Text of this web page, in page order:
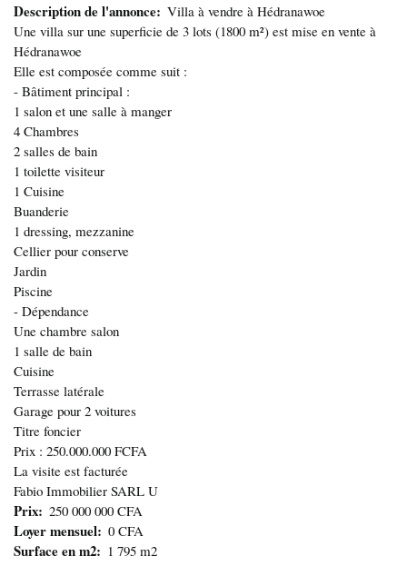
Description de l'annonce
Villa à vendre à Hédranawoe
Une villa sur une superficie de 3 lots (1800 m²) est mise en vente à
Hédranawoe
Elle est composée comme suit :
- Bâtiment principal :
1 salon et une salle à manger
4 Chambres
2 salles de bain
1 toilette visiteur
1 Cuisine
Buanderie
1 dressing, mezzanine
Cellier pour conserve
Jardin
Piscine
- Dépendance
Une chambre salon
1 salle de bain
Cuisine
Terrasse latérale
Garage pour 2 voitures
Titre foncier
Prix : 250.000.000 FCFA
La visite est facturée
Fabio Immobilier SARL U
Prix 250 000 000 CFA
Loyer mensuel 0 CFA
Surface en m2 1 795 m2